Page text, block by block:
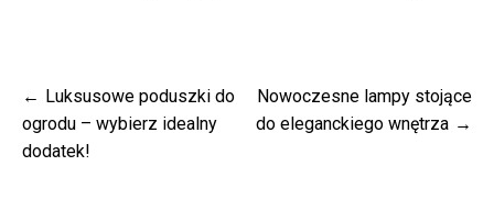
Nawigacja
wpisu
Luksusowe poduszki do
ogrodu – wybierz idealny
dodatek!
Nowoczesne lampy stojące
do eleganckiego wnętrza